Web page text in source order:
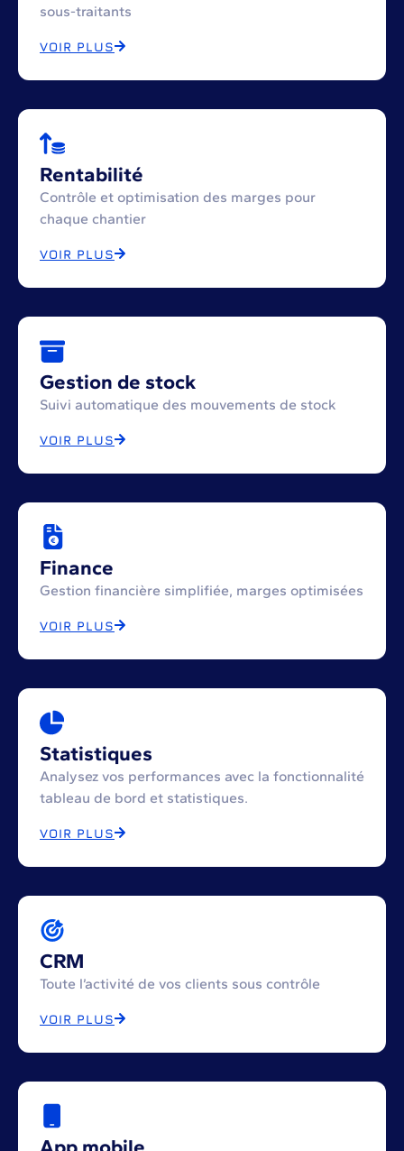
sous-traitants
VOIR PLUS
Rentabilité
Contrôle et optimisation des marges pour
chaque chantier
VOIR PLUS
Gestion de stock
Suivi automatique des mouvements de stock
VOIR PLUS
Finance
Gestion financière simplifiée, marges optimisées
VOIR PLUS
Statistiques
Analysez vos performances avec la fonctionnalité
tableau de bord et statistiques.
VOIR PLUS
CRM
Toute l’activité de vos clients sous contrôle
VOIR PLUS